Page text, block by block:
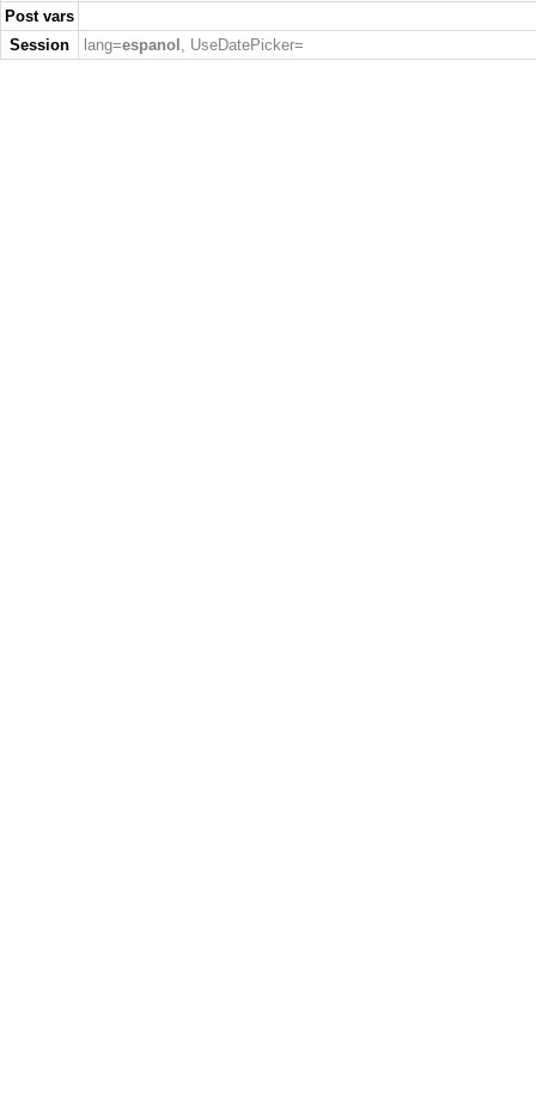
Post vars
Session
lang=espanol , UseDatePicker=